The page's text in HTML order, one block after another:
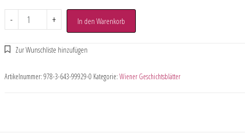
- + In den Warenkorb
Artikelnummer: 978-3-643-99929-0 Kategorie: Wiener Geschichtsblätter